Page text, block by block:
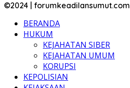
©2024 | forumkeadilansumut.com
BERANDA
HUKUM
KEJAHATAN SIBER
KEJAHATAN UMUM
KORUPSI
KEPOLISIAN